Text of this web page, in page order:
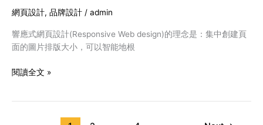
網頁設計, 品牌設計 / admin
響應式網頁設計(Responsive Web design)的理念是：集中創建頁
面的圖片排版大小，可以智能地根
網
頁
設
讓
閱讀全文 »